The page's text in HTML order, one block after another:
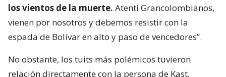
los vientos de la muerte. Atenti Grancolombianos,
vienen por nosotros y debemos resistir con la
espada de Bolívar en alto y paso de vencedores”.
No obstante, los tuits más polémicos tuvieron
relación directamente con la persona de Kast,